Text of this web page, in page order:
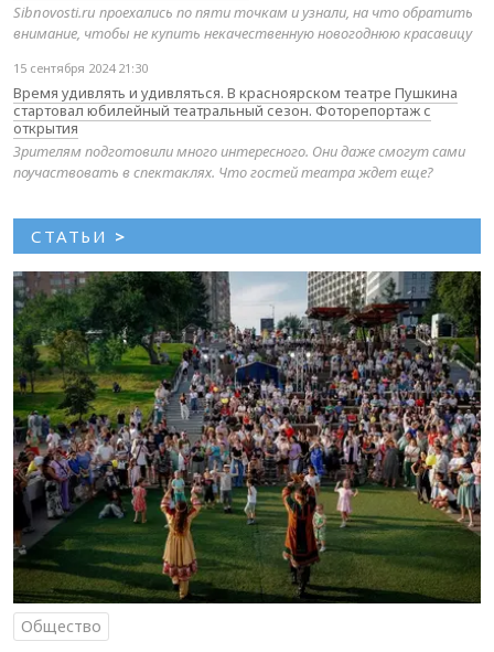
Sibnovosti.ru проехались по пяти точкам и узнали, на что обратить
внимание, чтобы не купить некачественную новогоднюю красавицу
15 сентября 2024 21:30
Время удивлять и удивляться. В красноярском театре Пушкина
стартовал юбилейный театральный сезон. Фоторепортаж с
открытия
Зрителям подготовили много интересного. Они даже смогут сами
поучаствовать в спектаклях. Что гостей театра ждет еще?
СТАТЬИ >
Общество